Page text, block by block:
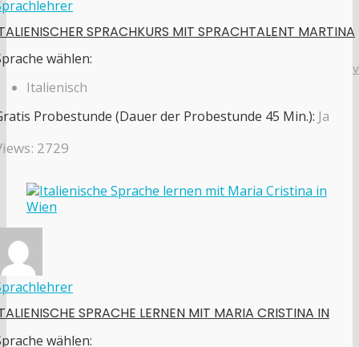
SPRACHKURS MIT SPRACHTALENT MARTINA
wählen:
Italienisch
Probestunde (Dauer der Probestunde 45 Min.): Ja
2729
SPRACHE LERNEN MIT MARIA CRISTINA IN
wählen: